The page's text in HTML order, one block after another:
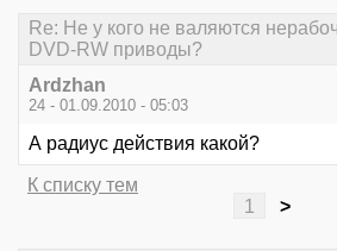
Re: Не у кого не валяются
DVD-RW приводы?
Ardzhan
24 - 01.09.2010 - 05:03
А радиус действия какой?
К списку тем
1
>